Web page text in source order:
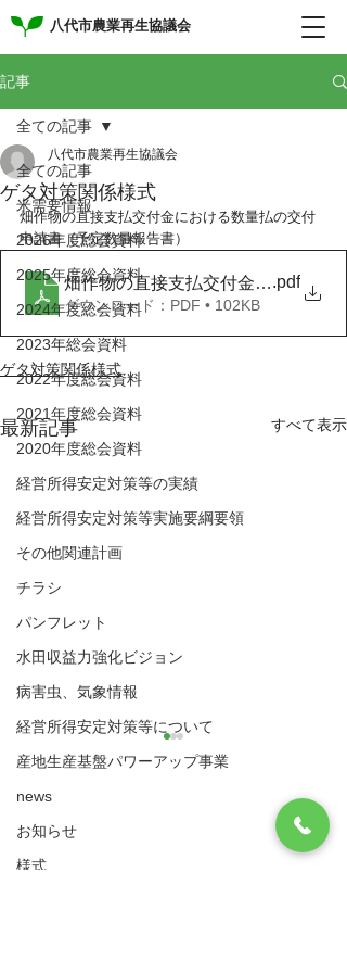
八代市農業再生協議会
記事
全ての記事
米需要情報
2026年度総会資料
2025年度総会資料
2024年度総会資料
2023年総会資料
2022年度総会資料
2021年度総会資料
2020年度総会資料
経営所得安定対策等の実績
経営所得安定対策等実施要綱要領
その他関連計画
チラシ
パンフレット
水田収益力強化ビジョン
病害虫、気象情報
経営所得安定対策等について
産地生産基盤パワーアップ事業
news
お知らせ
様式
全ての記事
ゲタ対策関係様式
八代市農業再生協議会
畑作物の直接支払交付金における数量払の交付
申請書（予定数量報告書）
畑作物の直接支払交付金における
.pdf
ダウンロード：PDF • 102KB
ゲタ対策関係様式
最新記事 すべて表示
住所：〒866-8601 八代市松江城町1-25 （八
代市農業振興課内）